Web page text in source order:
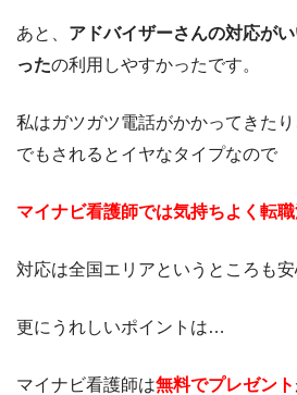
あと、 アドバイザーさんの対応が
ったの利用しやすかったです。
私はガツガツ電話がかかってきた
でもされるとイヤなタイプなので
マイナビ看護師では気持ちよく転職
対応は全国エリアというところも安
更にうれしいポイントは…
マイナビ看護師は無料でプレゼント